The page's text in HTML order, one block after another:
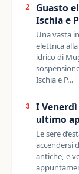
2
Guasto
Ischia e
Una vasta
elettrica
idrico di
Ischia e P…
3
I
ultimo
Le sere
accendersi
antiche, e